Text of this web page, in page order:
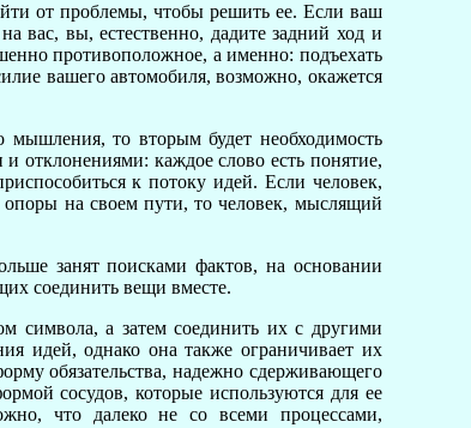
от проблемы, чтобы решить ее. Если ваш
вас, вы, естественно, дадите задний ход и
противоположное, а именно: подъехать
вашего автомобиля, возможно, окажется
то вторым будет необходимость
отклонениями: каждое слово есть понятие,
к потоку идей. Если человек,
опоры на своем пути, то человек, мыслящий
занят поисками фактов, на основании
соединить вещи вместе.
символа, а затем соединить их с другими
идей, однако она также ограничивает их
обязательства, надежно сдерживающего
сосудов, которые используются для ее
что далеко не со всеми процессами,